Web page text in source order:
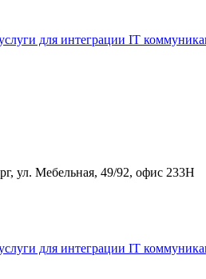
ул. Мебельная, 49/92, офис 233Н